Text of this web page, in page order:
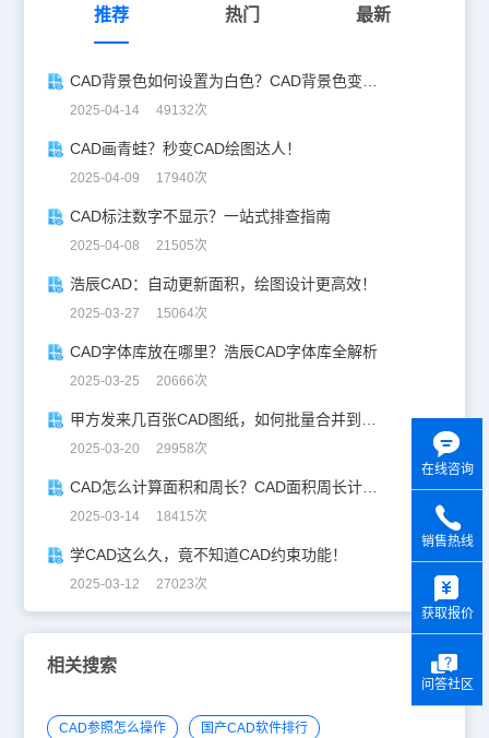
推荐 热门 最新
2025-04-14 49132次
CAD画青蛙？秒变CAD绘图达人！
2025-04-09 17940次
CAD标注数字不显示？一站式排查指南
2025-04-08 21505次
浩辰CAD：自动更新面积，绘图设计更高效！
2025-03-27 15064次
CAD字体库放在哪里？浩辰CAD字体库全解析
2025-03-25 20666次
2025-03-20 29958次
CAD怎么计算面积和周长？CAD面积周长计算全攻略
2025-03-14 18415次
学CAD这么久，竟不知道CAD约束功能！
2025-03-12 27023次
相关搜索
CAD参照怎么操作 国产CAD软件排行
在线咨询
销售热线
获取报价
问答社区